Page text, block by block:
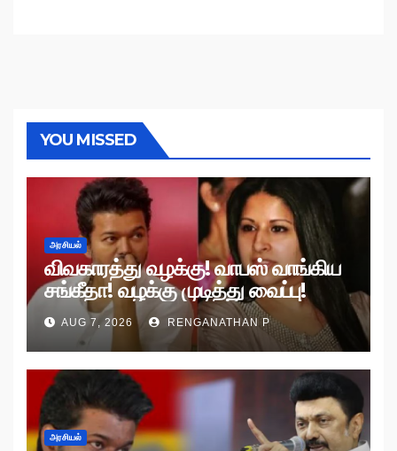
YOU MISSED
அரசியல்
விவகாரத்து வழக்கு! வாபஸ் வாங்கிய
சங்கீதா! வழக்கு முடித்து வைப்பு!
AUG 7, 2026 RENGANATHAN P
அரசியல்